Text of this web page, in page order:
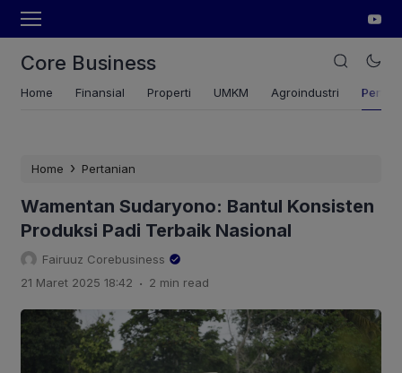
Core Business
Home Finansial Properti UMKM Agroindustri
Home › Pertanian
Wamentan Sudaryono: Bantul Konsisten
Produksi Padi Terbaik Nasional
Fairuuz Corebusiness
21 Maret 2025 18:42 . 2 min read